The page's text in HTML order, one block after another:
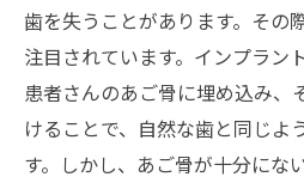
歯を失うことがあります。その
注目されています。インプラン
患者さんのあご骨に埋め込み、
けることで、自然な歯と同じよ
す。しかし、あご骨が十分にな